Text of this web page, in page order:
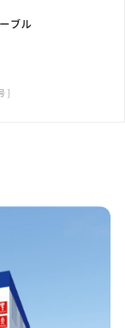
ブル
]